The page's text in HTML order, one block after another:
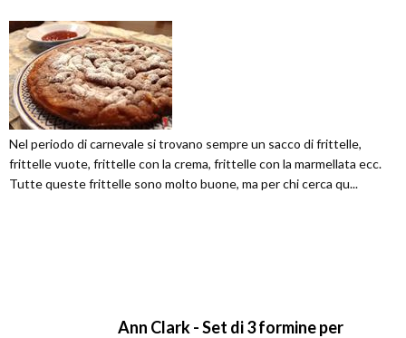
Nel periodo di carnevale si trovano sempre un sacco di frittelle,
frittelle vuote, frittelle con la crema, frittelle con la marmellata ecc.
Tutte queste frittelle sono molto buone, ma per chi cerca qu...
Ann Clark - Set di 3 formine per